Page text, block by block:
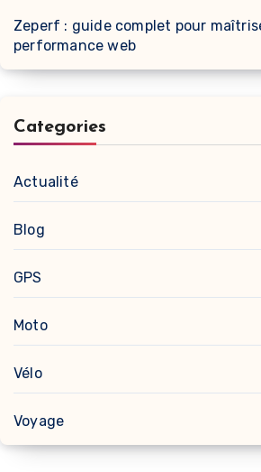
Zeperf : guide complet pour
performance web
Categories
Actualité
Blog
GPS
Moto
Vélo
Voyage